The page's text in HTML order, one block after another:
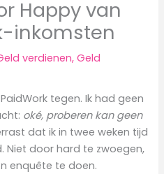
Happy van
inkomsten
verdienen,Geld
tegen. Ik had geen
oké, proberen kan geen
dat ik in twee weken tijd
Niet door hard te zwoegen,
enquête te doen.